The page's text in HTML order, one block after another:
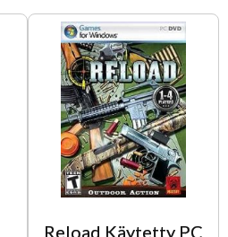
Reload Käytetty PC